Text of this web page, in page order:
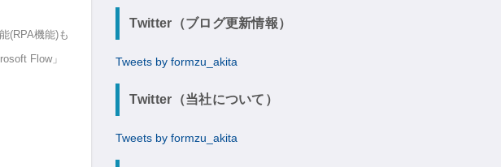
(RPA機能)も
Flow」
Twitter（ブログ更新情報）
Tweets by formzu_akita
Twitter（当社について）
Tweets by formzu_akita